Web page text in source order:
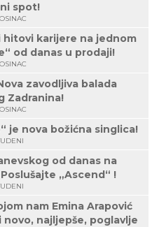
spot!
hitovi karijere na jednom
od danas u prodaji!
zavodljiva balada
Zadranina!
je nova božićna singlica!
od danas na
„Ascend“ !
nam Emina Arapović
najljepše, poglavlje